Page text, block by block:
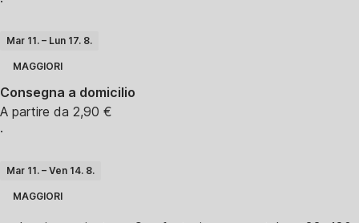
Mar 11. – Lun 17. 8.
MAGGIORI
Consegna a domicilio
A partire da 2,90 €
·
Mar 11. – Ven 14. 8.
MAGGIORI